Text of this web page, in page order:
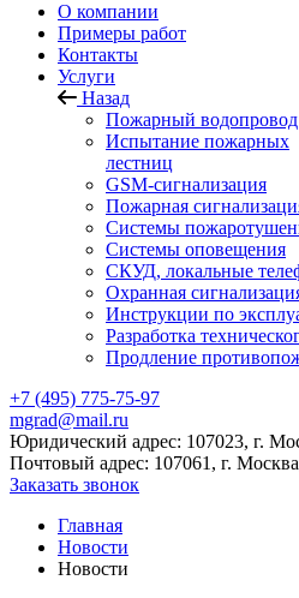
О компании
Примеры работ
Контакты
Услуги
Назад
Пожарный водопровод
Испытание пожарных
лестниц
GSM-сигнализация
Пожарная
Системы
Системы оповещения
СКУД, локальные
Охранная
Инструкции по
Разработка
Продление
+7 (495) 775-75-97
mgrad@mail.ru
Юридический адрес: 107023, г.
Почтовый адрес: 107061, г.
Заказать звонок
Главная
Новости
Новости